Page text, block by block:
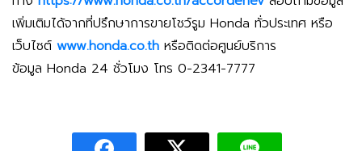
เพิ่มเติมได้จากที่ปรึกษาการขายโชว์รูม Honda ทั่วประเทศ หรือ
เว็บไซต์ www.honda.co.th หรือติดต่อศูนย์บริการ
ข้อมูล Honda 24 ชั่วโมง โทร 0-2341-7777